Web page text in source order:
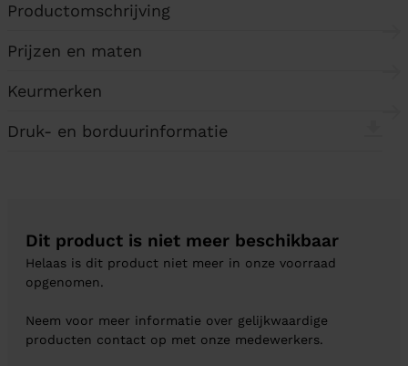
Productomschrijving
Prijzen en maten
Keurmerken
Druk- en borduurinformatie
Dit product is niet meer beschikbaar
Helaas is dit product niet meer in onze voorraad
opgenomen.
Neem voor meer informatie over gelijkwaardige
producten contact op met onze medewerkers.